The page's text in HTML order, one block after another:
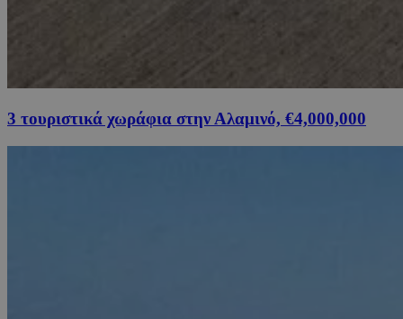
3 τουριστικά χωράφια στην Αλαμινό, €4,000,000